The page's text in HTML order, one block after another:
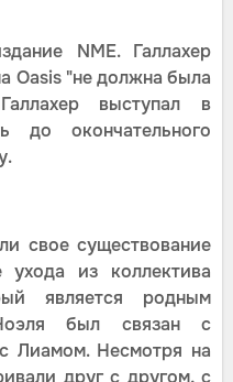
NME. Галлахер
Oasis "не должна была
выступал в
до окончательного
свое существование
из коллектива
является родным
был связан с
Лиамом. Несмотря на
друг с другом, с